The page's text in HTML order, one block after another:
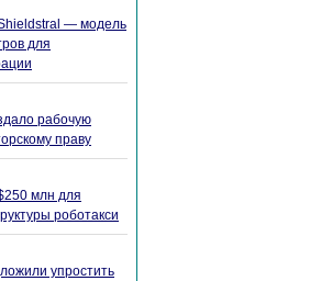
— модель
для
рабочую
праву
млн для
роботакси
упростить